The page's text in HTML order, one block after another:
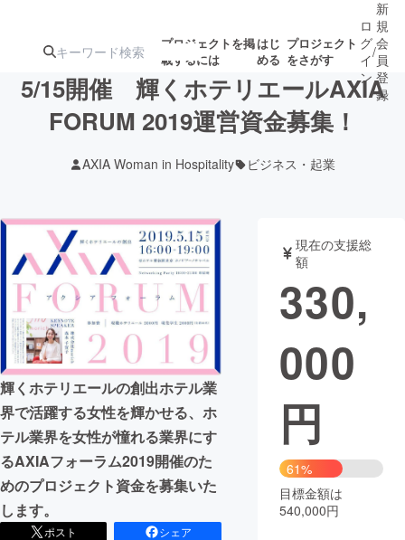
プロジェクトを掲
載するには
はじ
める
プロジェクト
をさがす
ターン
ジェクト
募集終了が近いプ
ロジェクト
もうすぐ公開
されます
アート・写真 音楽
テクノロジー・ガジェット ゲーム・サ
映像・映画
ビジネス・起業
まちづくり・地域活性化
CAMPFIRE for Social Good
CAMPFIRE Creation
CAMPFIREふるさと納税machi-ya コミュニティ
ロ
グ
イ
ン
/
新
規
会
員
登
録
5/15開催 輝くホテリエールAXIA
FORUM 2019運営資金募集！
AXIA Woman in Hospitality ビジネス・起業
輝くホテリエールの創出ホテル業
界で活躍する女性を輝かせる、ホ
テル業界を女性が憧れる業界にす
るAXIAフォーラム2019開催のた
めのプロジェクト資金を募集いた
します。
ポスト
シェア
現在の支援総
額
330,
000
円
61%
目標金額は
540,000円